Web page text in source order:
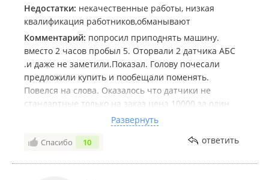
Недостатки: некачественные работы, низкая
квалификация работников,обманывают
Комментарий: попросил приподнять машину.
вместо 2 часов пробыл 5. Оторвали 2 датчика АБС
.и даже не заметили.Показал. Голову почесали
предложили купить и пообещали поменять.
Повелся на слова. Оказалось что датчики не
стандартные только на заказ цена 10000 за один
правда новый б/у пока не нашел.На переднем
амортизаторе потянули резьбу и до конца не
закрутили гайку пришлось переделывать снова но у
Развернуть
Спасибо 10 ответить